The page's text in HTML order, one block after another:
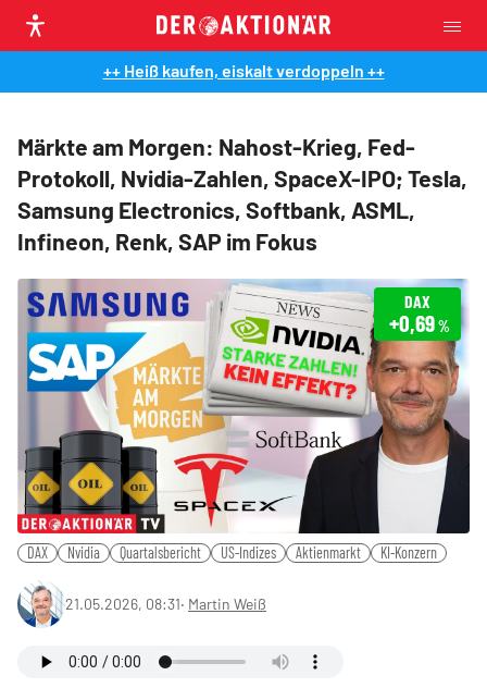
++ Heiß kaufen, eiskalt verdoppeln ++
Märkte am Morgen: Nahost-Krieg, Fed-
Protokoll, Nvidia-Zahlen, SpaceX-IPO; Tesla,
Samsung Electronics, Softbank, ASML,
Infineon, Renk, SAP im Fokus
DAX
+0,69%
DAX Nvidia Quartalsbericht US-Indizes Aktienmarkt KI-Konzern
21.05.2026, 08:31‧ Martin Weiß